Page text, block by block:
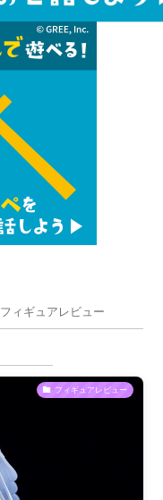
フィギュアレビュー
フィギュアレビュー